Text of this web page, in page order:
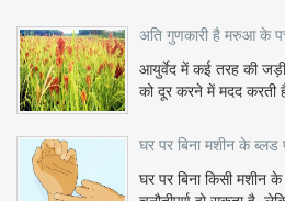
अति गुणकारी है मरुआ के
आयुर्वेद में कई तरह की
को दूर करने में मदद करती
घर पर बिना मशीन के
घर पर बिना किसी मशीन